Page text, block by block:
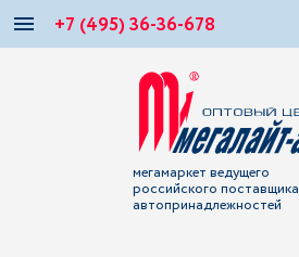
+7 (495) 36-36-678
мегамаркет ведущего
российского поставщика
автопринадлежностей